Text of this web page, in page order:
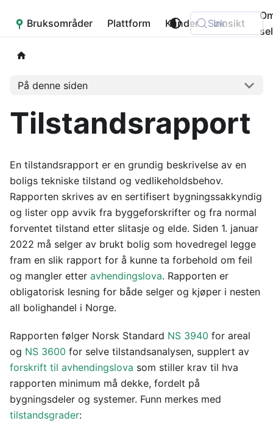
Placepoint
Bruksområder Plattform Kunder Innsikt
Søk
På denne siden
Tilstandsrapport
En tilstandsrapport er en grundig beskrivelse av en
boligs tekniske tilstand og vedlikeholdsbehov.
Rapporten skrives av en sertifisert bygningssakkyndig
og lister opp avvik fra byggeforskrifter og fra normal
forventet tilstand etter slitasje og elde. Siden 1. januar
2022 må selger av brukt bolig som hovedregel legge
fram en slik rapport for å kunne ta forbehold om feil
og mangler etter avhendingslova. Rapporten er
obligatorisk lesning for både selger og kjøper i nesten
all bolighandel i Norge.
Rapporten følger Norsk Standard NS 3940 for areal
og NS 3600 for selve tilstandsanalysen, supplert av
forskrift til avhendingslova som stiller krav til hva
rapporten minimum må dekke, fordelt på
bygningsdeler og systemer. Funn merkes med
tilstandsgrader: